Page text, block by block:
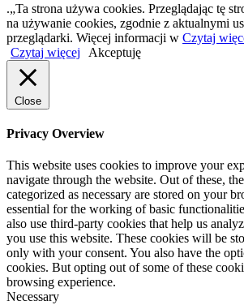
.„Ta strona używa cookies. Przeglądając tę
na używanie cookies, zgodnie z aktualnymi
przeglądarki. Więcej informacji w Czytaj
Czytaj więcej
Akceptuję
Close
Privacy Overview
This website uses cookies to improve your
navigate through the website. Out of these,
categorized as necessary are stored on your
essential for the working of basic
also use third-party cookies that help us
you use this website. These cookies will be
only with your consent. You also have the
cookies. But opting out of some of these
browsing experience.
Necessary